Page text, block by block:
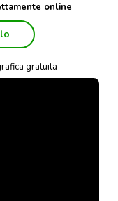
online
gratuita